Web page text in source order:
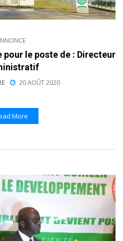
pour le poste de : Directeur
20 AOÛT 2020
More